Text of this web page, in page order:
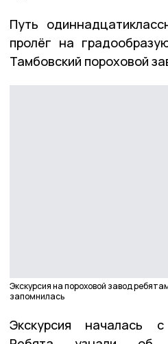
Путь
пролёг на
Тамбовский пороховой
Экскурсия на пороховой завод
запомнилась
Экскурсия началась